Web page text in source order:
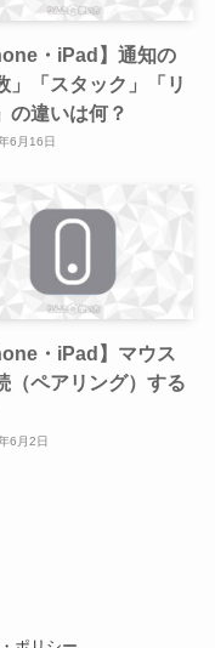
・iPad】通知の
」「スタック」「リ
の違いは何？
6月16日
・iPad】マウス
（ペアリング）する
6月2日